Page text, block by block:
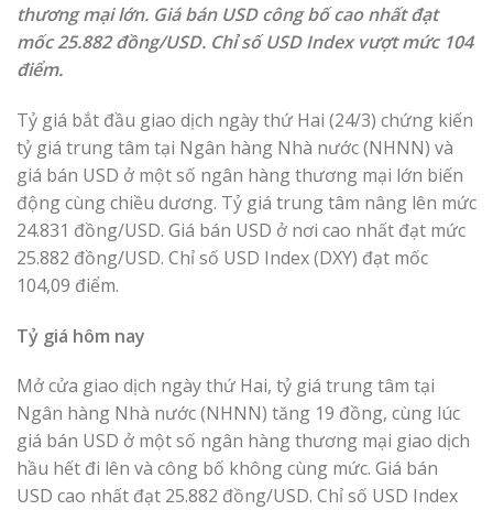
thương mại lớn. Giá bán USD công bố cao nhất đạt
mốc 25.882 đồng/USD. Chỉ số USD Index vượt mức 104
điểm.
Tỷ giá bắt đầu giao dịch ngày thứ Hai (24/3) chứng kiến
tỷ giá trung tâm tại Ngân hàng Nhà nước (NHNN) và
giá bán USD ở một số ngân hàng thương mại lớn biến
động cùng chiều dương. Tỷ giá trung tâm nâng lên mức
24.831 đồng/USD. Giá bán USD ở nơi cao nhất đạt mức
25.882 đồng/USD. Chỉ số USD Index (DXY) đạt mốc
104,09 điểm.
Tỷ giá hôm nay
Mở cửa giao dịch ngày thứ Hai, tỷ giá trung tâm tại
Ngân hàng Nhà nước (NHNN) tăng 19 đồng, cùng lúc
giá bán USD ở một số ngân hàng thương mại giao dịch
hầu hết đi lên và công bố không cùng mức. Giá bán
USD cao nhất đạt 25.882 đồng/USD. Chỉ số USD Index